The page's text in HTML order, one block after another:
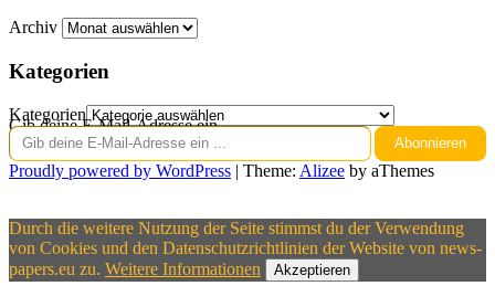
Archiv
Kategorien
Kategorien
Gib deine E-Mail-Adresse ein ...
Abonnieren
Proudly powered by WordPress | Theme: Alizee by aThemes
Durch die weitere Nutzung der Seite stimmst du der Verwendung
von Cookies und den Datenschutzrichtlinien der Website von news-
papers.eu zu. Weitere Informationen Akzeptieren